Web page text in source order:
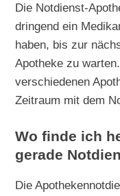
Die Notdienst-
dringend ein
haben, bis zur
Apotheke zu
verschiedenen
Zeitraum mit dem
Wo finde ich
gerade
Die